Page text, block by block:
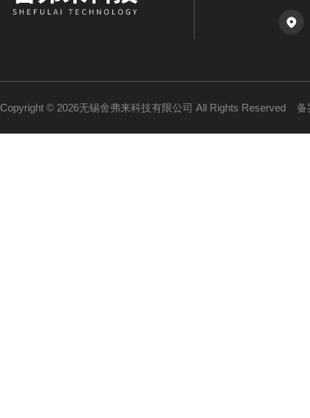
Copyright © 2026无锡舍弗来科技有限公司 All Rights Reserved 备